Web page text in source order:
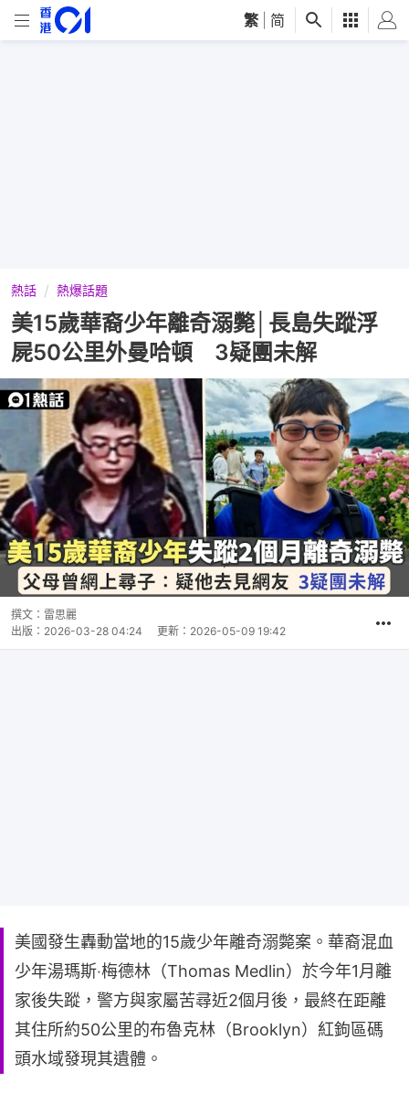
繁 简
熱話 熱爆話題
美15歲華裔少年離奇溺斃│長島失蹤浮
屍50公里外曼哈頓 3疑團未解
撰文： 雷思麗
出版： 2026-03-28 04:24 更新： 2026-05-09 19:42
美國發生轟動當地的15歲少年離奇溺斃案。華裔混血
少年湯瑪斯‧梅德林（Thomas Medlin）於今年1月離
家後失蹤，警方與家屬苦尋近2個月後，最終在距離
其住所約50公里的布魯克林（Brooklyn）紅鉤區碼
頭水域發現其遺體。